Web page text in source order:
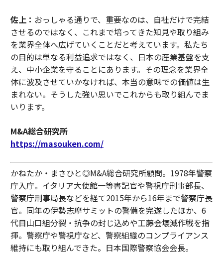
佐上： おっしゃる通りで、重要なのは、自社だけで完結
させるのではなく、これまで培ってきた知見や取り組み
を業界全体へ広げていくことだと考えています。私たち
の目的は単なる利益追求ではなく、日本の産業基盤を支
え、中小企業を守ることにあります。その理念を業界全
体に波及させていかなければ、本当の意味での価値は生
まれない。そうした強い思いでこれからも取り組んでま
いります。
M&A総合研究所
https://masouken.com/
かねたか・まさひと◎M&A総合研究所顧問。1978年警察
庁入庁。イタリア大使館一等書記官や警視庁刑事部長、
警察庁刑事局長などを経て2015年から16年まで警察庁長
官。同年の伊勢志摩サミットの警備を完遂したほか、6
代目山口組分裂・抗争の封じ込めや工藤会壊滅作戦を指
揮。警察庁や警視庁など、警察組織のコンプライアンス
維持にも取り組んできた。日本国際警察協会会長。